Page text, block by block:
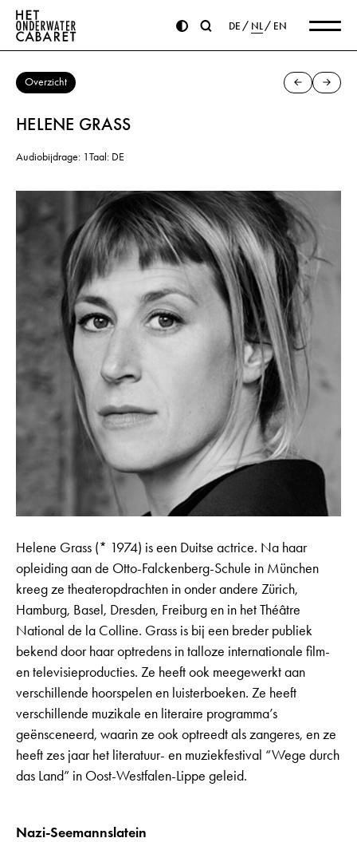
DE NL EN
Overzicht
HELENE GRASS
Audiobijdrage: 1Taal: DE
Helene Grass (* 1974) is een Duitse actrice. Na haar
opleiding aan de Otto-Falckenberg-Schule in München
kreeg ze theateropdrachten in onder andere Zürich,
Hamburg, Basel, Dresden, Freiburg en in het Théâtre
National de la Colline. Grass is bij een breder publiek
bekend door haar optredens in talloze internationale film-
en televisieproducties. Ze heeft ook meegewerkt aan
verschillende hoorspelen en luisterboeken. Ze heeft
verschillende muzikale en literaire programma’s
geënsceneerd, waarin ze ook optreedt als zangeres, en ze
heeft zes jaar het literatuur- en muziekfestival “Wege durch
das Land” in Oost-Westfalen-Lippe geleid.
Nazi-Seemannslatein